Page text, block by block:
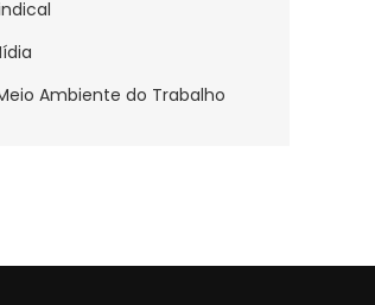
Ambiente do Trabalho